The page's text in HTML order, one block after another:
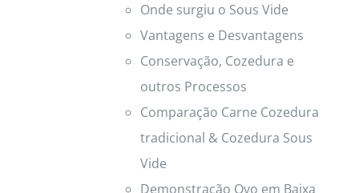
Onde surgiu o Sous Vide
Vantagens e Desvantagens
Conservação, Cozedura e
outros Processos
Comparação Carne Cozedura
tradicional & Cozedura Sous
Vide
Demonstração Ovo em Baixa